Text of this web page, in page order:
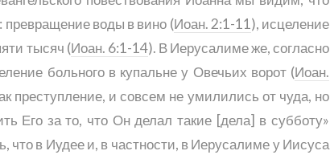
воды в вино (Иоан. 2:1-11 ), исцеление
тысяч (Иоан. 6:1-14). В Иерусалиме же, согласно
больного в купальне у Овечьих ворот (Иоан.
преступление, и совсем не умилились от чуда, но
Его за то, что Он делал такие [дела] в субботу»
что в Иудее и, в частности, в Иерусалиме у Иисуса